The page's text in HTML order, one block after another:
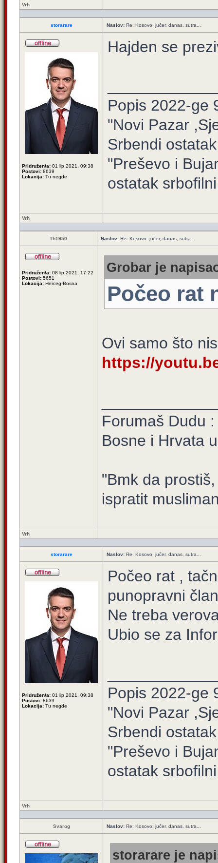
Vrh
storarare Naslov: Re: Kosovo: jučer, danas, sutra...
Pridružen/a: 01 lip 2021, 09:38
Postovi: 8639
Lokacija: Tu negde
Hajden se
Popis 2022-ge
"Novi Pazar
Srbendi
"Preševo i
ostatak
Vrh
Th1950 Naslov: Re: Kosovo: jučer, danas, sutra...
Pridružen/a: 08 lip 2021, 17:22
Postovi: 5651
Lokacija: Herceg-Bosna
Grobar je
Počeo rat
Ovi samo što
https://
Forumaš Dudu
Bosne i Hrvata
"Bmk da
ispratit
Vrh
storarare Naslov: Re: Kosovo: jučer, danas, sutra...
Pridružen/a: 01 lip 2021, 09:38
Postovi: 8639
Lokacija: Tu negde
Počeo rat ,
punopravni
Ne treba
Ubio se za
Popis 2022-ge
"Novi Pazar
Srbendi
"Preševo i
ostatak
Vrh
Svarog Naslov: Re: Kosovo: jučer, danas, sutra...
storarare je